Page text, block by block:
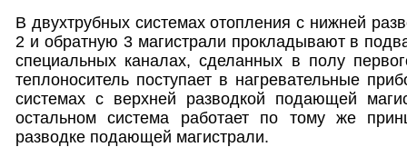
В двухтрубных системах отопления с нижней
2 и обратную 3 магистрали прокладывают в
специальных каналах, сделанных в полу
теплоноситель поступает в нагревательные
системах с верхней разводкой подающей
остальном система работает по тому же
разводке подающей магистрали.